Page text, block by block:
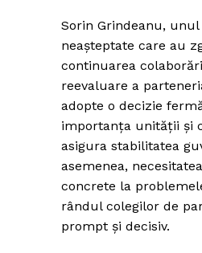
Sorin Grindeanu,
neașteptate care au
continuarea
reevaluare a
adopte o decizie
importanța unității și
asigura stabilitatea
asemenea,
concrete la
rândul colegilor de
prompt și decisiv.